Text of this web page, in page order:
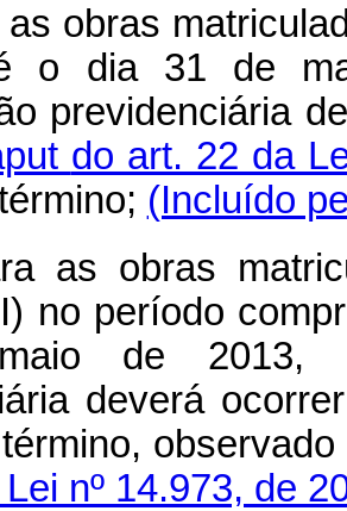
as obras
o dia 31 de
previdenciária
do art. 22 da
(Incluído
as obras
no período
de 2013, o
deverá
nº 14.973, de